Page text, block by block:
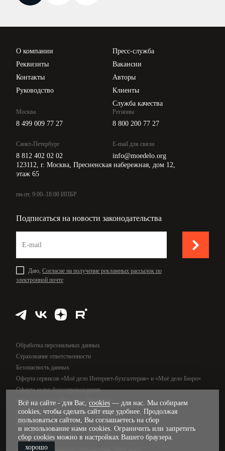
Новости законодательства
О компании
Реквизиты
Контакты
Руководство
Пресс-служба
Вакансии
Авторы
Клиенты
Служба качества
Москва
8 499 009 77 27
Санкт-Петербург
8 812 402 02 02
Регионы
8 800 200 77 27
E-mail для связи
info@moedelo.org
123112, г. Москва, Пресненская набережная, дом 12,
этаж 65
пн-пт, 9:00–18:00 ИПБР
Подписаться на новости законодательства
Даю, Согласие на получение рекламных рассылок по
электронной почте
Обработка персональных данных
Страхование ответственности
Безопасность данных
Оферта сервисов «Моё дело Интернет-бухгалтерия» и «Моё дело Бюро»
Оферта услуг бухсопровождения
Оферта сервиса «Моё дело Финансы»
Оферта услуг управленческого учёта
Карта сайта
Всё на сайте - для Вас, cookies — для нас. Мы собираем
cookies, чтобы сделать сайт еще удобнее. Продолжая
пользоваться сайтом, Вы соглашаетесь на сбор
и использование нами cookies. Ограничить или запретить
сбор cookies можно в настройках Вашего браузера.
хорошо